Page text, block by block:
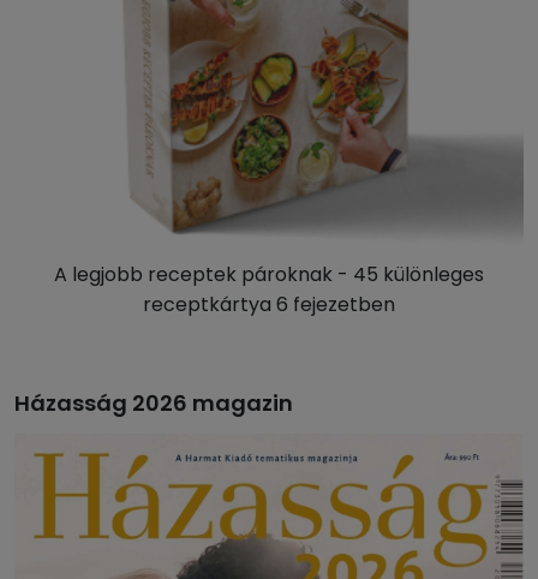
A legjobb receptek pároknak - 45 különleges
receptkártya 6 fejezetben
Házasság 2026 magazin